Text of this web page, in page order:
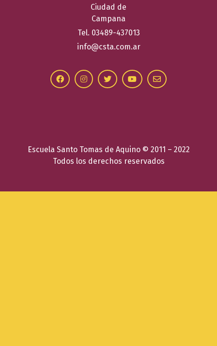
Ciudad de
Campana
Tel. 03489-437013
info@csta.com.ar
Escuela Santo Tomas de Aquino © 2011 – 2022
Todos los derechos reservados